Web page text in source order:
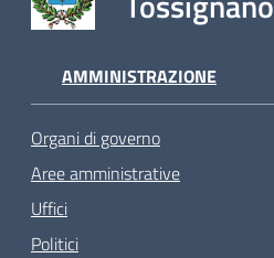
AMMINISTRAZIONE
Organi di governo
Aree amministrative
Uffici
Politici